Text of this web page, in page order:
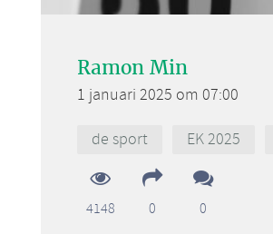
Ramon Min
1 januari 2025 om 07:00
de sport EK 2025
4148 0 0